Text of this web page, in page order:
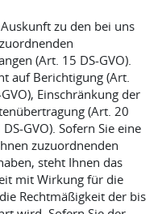
zu den bei uns
(Art. 15 DS-GVO).
auf Berichtigung (Art.
Einschränkung der
(Art. 20
Sofern Sie eine
zuzuordnenden
steht Ihnen das
mit Wirkung für die
Rechtmäßigkeit der bis